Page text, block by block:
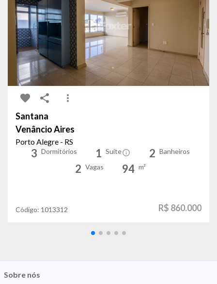
Santana
Venâncio Aires
Porto Alegre - RS
3 Dormitórios 1 Suíte 2 Banheiros
2 Vagas 94 m²
Código: 1013312 R$ 860.000
Sobre nós